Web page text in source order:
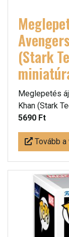
(Stark
Meglepetés
Khan (Stark
5690 Ft
Tovább